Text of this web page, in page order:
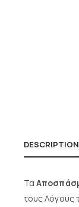
DESCRIPTION
Τα
τους Λόγους